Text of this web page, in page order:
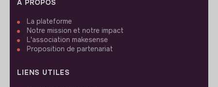
À PROPOS
La plateforme
Notre mission et notre impact
L'association makesense
Proposition de partenariat
LIENS UTILES